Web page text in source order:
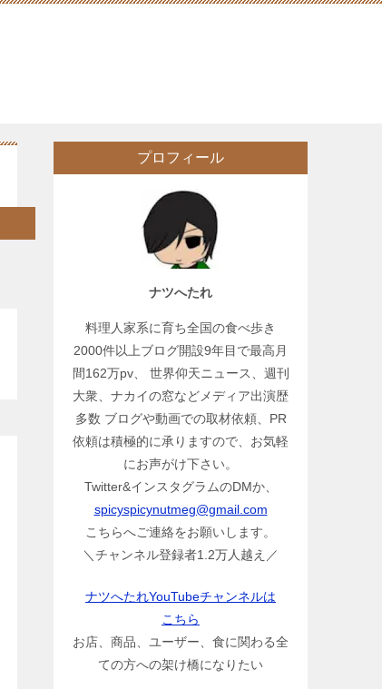
プロフィール
ナツへたれ
料理人家系に育ち全国の食べ歩き
2000件以上ブログ開設9年目で最高月
間162万pv、 世界仰天ニュース、週刊
大衆、ナカイの窓などメディア出演歴
多数 ブログや動画での取材依頼、PR
依頼は積極的に承りますので、お気軽
にお声がけ下さい。
Twitter&インスタグラムのDMか、
spicyspicynutmeg@gmail.com
こちらへご連絡をお願いします。
＼チャンネル登録者1.2万人越え／
ナツへたれYouTubeチャンネルは
こちら
お店、商品、ユーザー、食に関わる全
ての方への架け橋になりたい